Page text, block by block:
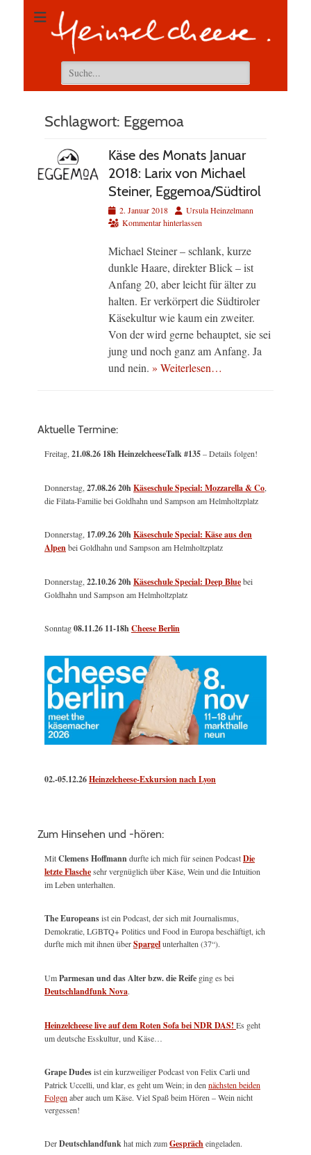
Suchen
nach:
Schlagwort: Eggemoa
Käse des Monats Januar
2018: Larix von Michael
Steiner, Eggemoa/Südtirol
Veröffentlicht
am
2. Januar 2018 AutorUrsula Heinzelmann
Kommentar hinterlassen
Michael Steiner – schlank, kurze
dunkle Haare, direkter Blick – ist
Anfang 20, aber leicht für älter zu
halten. Er verkörpert die Südtiroler
Käsekultur wie kaum ein zweiter.
Von der wird gerne behauptet, sie sei
jung und noch ganz am Anfang. Ja
und nein. » Weiterlesen…
Aktuelle Termine:
Freitag,21.08.26 18h HeinzelcheeseTalk #135– Details folgen!
Donnerstag,27.08.26 20hKäseschule Special: Mozzarella & Co,
die Filata-Familie bei Goldhahn und Sampson am Helmholtzplatz
Donnerstag, 17.09.26 20hKäseschule Special: Käse aus den
Alpenbei Goldhahn und Sampson am Helmholtzplatz
Donnerstag,22.10.26 20hKäseschule Special: Deep Bluebei
Goldhahn und Sampson am Helmholtzplatz
Sonntag08.11.26 11-18hCheese Berlin
02.-05.12.26Heinzelcheese-Exkursion nach Lyon
Zum Hinsehen und -hören:
MitClemens Hoffmanndurfte ich mich für seinen PodcastDie
letzte Flaschesehr vergnüglich über Käse, Wein und die Intuition
im Leben unterhalten.
The Europeansist ein Podcast, der sich mit Journalismus,
Demokratie, LGBTQ+ Politics und Food in Europa beschäftigt, ich
durfte mich mit ihnen überSpargelunterhalten (37“).
UmParmesan und das Alter bzw. die Reife ging es bei
Deutschlandfunk Nova.
Heinzelcheese live auf dem Roten Sofa bei NDR DAS! Es geht
um deutsche Esskultur, und Käse…
Grape Dudesist ein kurzweiliger Podcast von Felix Carli und
Patrick Uccelli, und klar, es geht um Wein; in den nächsten beiden
Folgen aber auch um Käse. Viel Spaß beim Hören – Wein nicht
vergessen!
DerDeutschlandfunkhat mich zumGesprächeingeladen.